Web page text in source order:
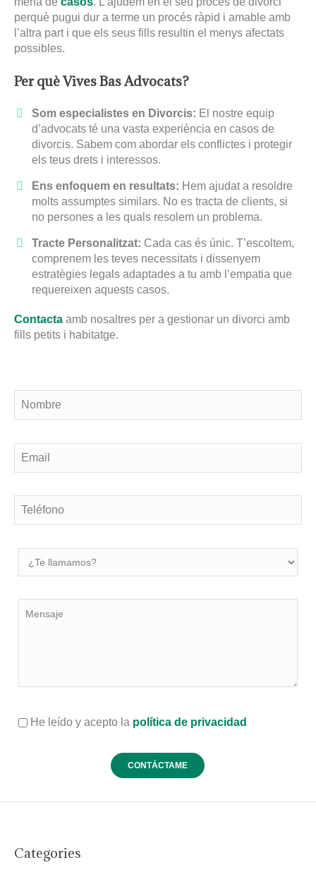
perquè pugui dur a terme un procés ràpid i amable amb
l’altra part i que els seus fills resultin el menys afectats
possibles.
Per què Vives Bas Advocats?
Som especialistes en Divorcis: El nostre equip
d’advocats té una vasta experiència en casos de
divorcis. Sabem com abordar els conflictes i protegir
els teus drets i interessos.
Ens enfoquem en resultats: Hem ajudat a resoldre
molts assumptes similars. No es tracta de clients, si
no persones a les quals resolem un problema.
Tracte Personalitzat: Cada cas és únic. T’escoltem,
comprenem les teves necessitats i dissenyem
estratègies legals adaptades a tu amb l’empatia que
requereixen aquests casos.
Contacta amb nosaltres per a gestionar un divorci amb
fills petits i habitatge.
He leído y acepto la política de privacidad
Categories